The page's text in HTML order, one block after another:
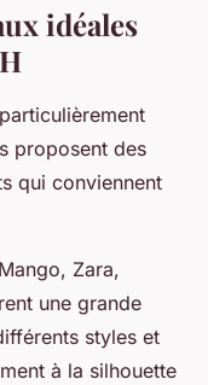
idéales
proposent des
qui conviennent
Zara,
une grande
styles et
à la silhouette